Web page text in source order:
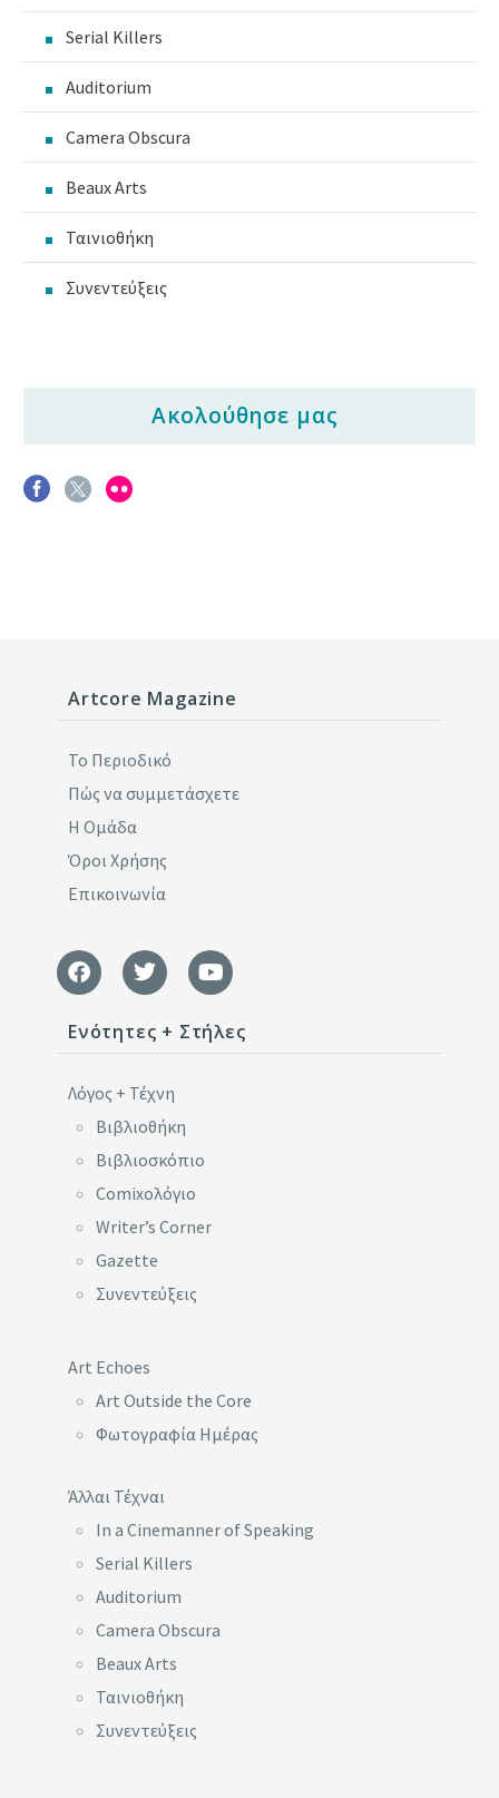
Serial Killers
Auditorium
Camera Obscura
Beaux Arts
Ταινιοθήκη
Συνεντεύξεις
Ακολούθησε μας
Artcore Magazine
Το Περιοδικό
Πώς να συμμετάσχετε
Η Ομάδα
Όροι Χρήσης
Επικοινωνία
Ενότητες + Στήλες
Λόγος + Τέχνη
Βιβλιοθήκη
Βιβλιοσκόπιο
Comixoλόγιο
Writer’s Corner
Gazette
Συνεντεύξεις
Art Echoes
Art Outside the Core
Φωτογραφία Ημέρας
Άλλαι Τέχναι
In a Cinemanner of Speaking
Serial Killers
Auditorium
Camera Obscura
Beaux Arts
Ταινιοθήκη
Συνεντεύξεις